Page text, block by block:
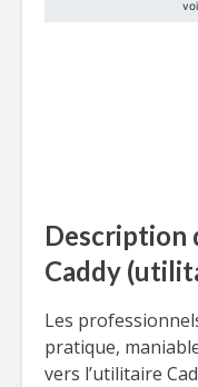
Description
Caddy
Les
pratique,
vers l’utilitaire